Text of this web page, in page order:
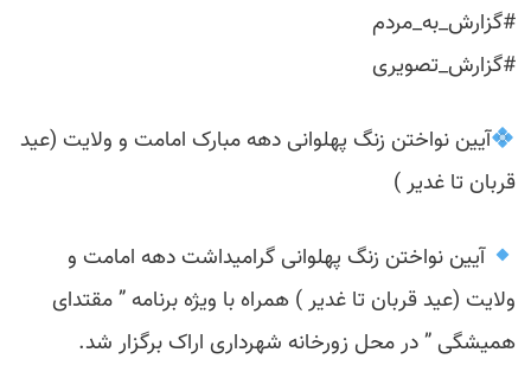
#گزارش_به_مردم
#گزارش_تصویری
آیین نواختن زنگ پهلوانی دهه مبارک امامت و ولایت (عید
قربان تا غدیر )
آیین نواختن زنگ پهلوانی گرامیداشت دهه امامت و
ولایت (عید قربان تا غدیر ) همراه با ویژه برنامه ” مقتدای
همیشگی ” در محل زورخانه شهرداری اراک برگزار شد.